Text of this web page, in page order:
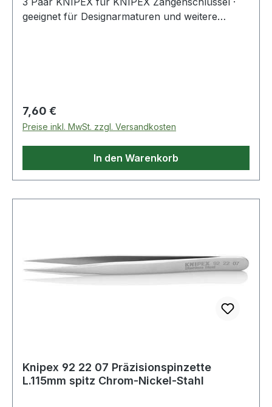
geeignet für Designarmaturen und weitere
Regulärer Preis:
7,60 €
Preise inkl. MwSt. zzgl. Versandkosten
In den Warenkorb
Knipex 92 22 07 Präzisionspinzette
L.115mm spitz Chrom-Nickel-Stahl